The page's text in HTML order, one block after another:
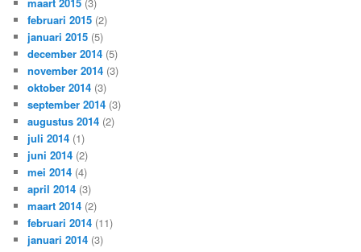
februari 2015 (2)
januari 2015 (5)
december 2014 (5)
november 2014 (3)
oktober 2014 (3)
september 2014 (3)
augustus 2014 (2)
juli 2014 (1)
juni 2014 (2)
mei 2014 (4)
april 2014 (3)
maart 2014 (2)
februari 2014 (11)
januari 2014 (3)